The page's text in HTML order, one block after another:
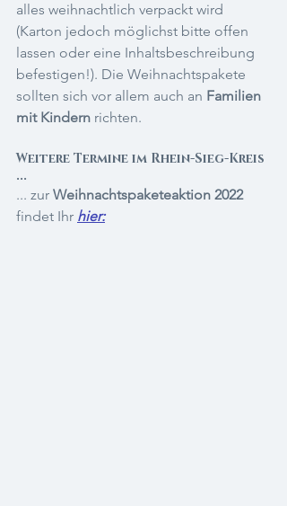
alles weihnachtlich verpackt wird
(Karton jedoch möglichst bitte offen
lassen oder eine Inhaltsbeschreibung
befestigen!). Die Weihnachtspakete
sollten sich vor allem auch an Familien
mit Kindern richten.
Weitere Termine im Rhein-Sieg-Kreis
...
... zur Weihnachtspaketeaktion 2022
findet Ihr hier: